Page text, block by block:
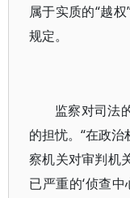
属于实质的“越
规定。
监察对司法
的担忧。“在政
察机关对审判机
已严重的‘侦查